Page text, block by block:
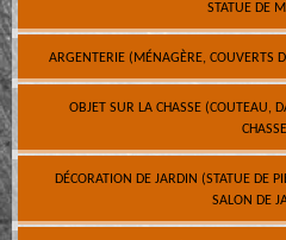
STATUE DE
ARGENTERIE (MÉNAGÈRE, COUVERTS
OBJET SUR LA CHASSE (COUTEAU,
DÉCORATION DE JARDIN (STATUE DE
SALON DE